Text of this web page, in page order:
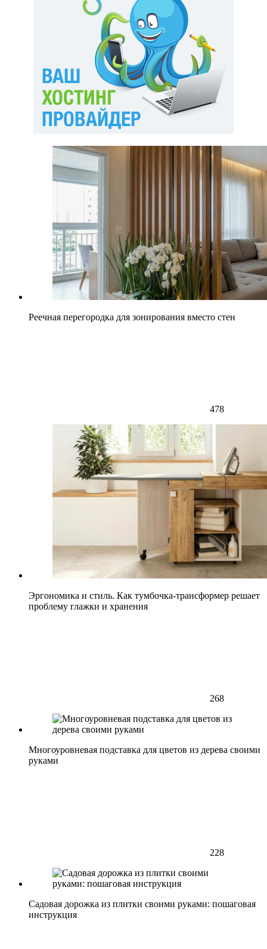
Реечная перегородка для зонирования вместо стен
478
Эргономика и стиль. Как тумбочка-трансформер решает
проблему глажки и хранения
268
Многоуровневая подставка для цветов из дерева своими
руками
228
Садовая дорожка из плитки своими руками: пошаговая
инструкция